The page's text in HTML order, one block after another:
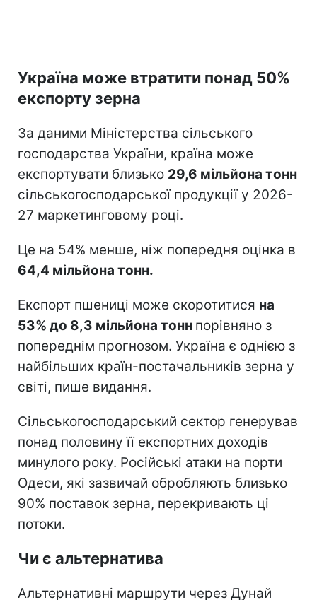
Україна може втратити понад 50%
експорту зерна
За даними Міністерства сільського
господарства України, країна може
експортувати близько 29,6 мільйона тонн
сільськогосподарської продукції у 2026-
27 маркетинговому році.
Це на 54% менше, ніж попередня оцінка в
64,4 мільйона тонн.
Експорт пшениці може скоротитися на
53% до 8,3 мільйона тонн порівняно з
попереднім прогнозом. Україна є однією з
найбільших країн-постачальників зерна у
світі, пише видання.
Сільськогосподарський сектор генерував
понад половину її експортних доходів
минулого року. Російські атаки на порти
Одеси, які зазвичай обробляють близько
90% поставок зерна, перекривають ці
потоки.
Чи є альтернатива
Альтернативні маршрути через Дунай